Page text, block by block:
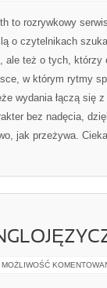
to rozrywkowy
o czytelnikach
ale też o tych, którzy
w którym rytmy
wydania łączą się
bez nadęcia,
jak przeżywa.
MOŻLIWOŚĆ